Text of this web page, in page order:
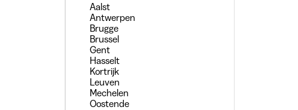
Aalst
Antwerpen
Brugge
Brussel
Gent
Hasselt
Kortrijk
Leuven
Mechelen
Oostende